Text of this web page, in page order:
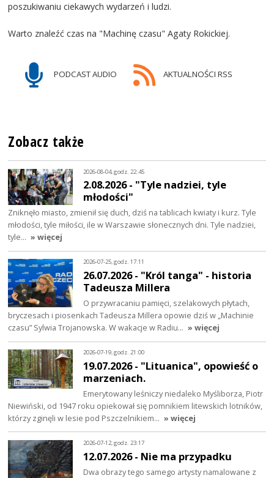
poszukiwaniu ciekawych wydarzeń i ludzi.
Warto znaleźć czas na "Machinę czasu" Agaty Rokickiej.
PODCAST AUDIO AKTUALNOŚCI RSS
Zobacz także
2026-08-04, godz. 22:45
2.08.2026 - "Tyle nadziei, tyle
młodości"
Zniknęło miasto, zmienił się duch, dziś na tablicach kwiaty i kurz. Tyle
młodości, tyle miłości, ile w Warszawie słonecznych dni. Tyle nadziei,
tyle… » więcej
2026-07-25, godz. 17:11
26.07.2026 - "Król tanga" - historia
Tadeusza Millera
O przywracaniu pamięci, szelakowych płytach,
bryczesach i piosenkach Tadeusza Millera opowie dziś w „Machinie
czasu” Sylwia Trojanowska. W wakacje w Radiu… » więcej
2026-07-19, godz. 21:00
19.07.2026 - "Lituanica", opowieść o
marzeniach.
Emerytowany leśniczy niedaleko Myśliborza, Piotr
Niewiński, od 1947 roku opiekował się pomnikiem litewskich lotników,
którzy zginęli w lesie pod Pszczelnikiem… » więcej
2026-07-12, godz. 23:17
12.07.2026 - Nie ma przypadku
Dwa obrazy tego samego artysty namalowane z